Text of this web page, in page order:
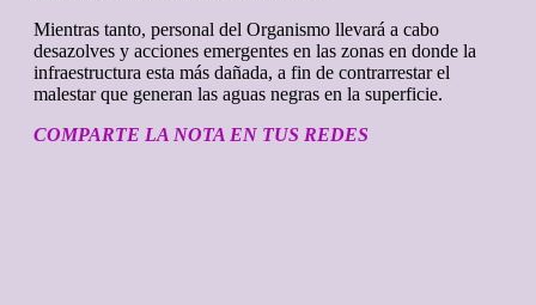
Mientras tanto, personal del Organismo llevará a cabo
desazolves y acciones emergentes en las zonas en donde la
infraestructura esta más dañada, a fin de contrarrestar el
malestar que generan las aguas negras en la superficie.
COMPARTE LA NOTA EN TUS REDES